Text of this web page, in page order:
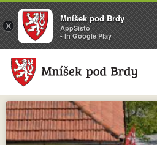
×
Mníšek pod Brdy
AppSisto
- In Google Play